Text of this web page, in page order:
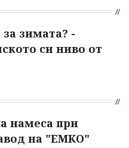
зимата? -
си ниво от
намеса при
на "ЕМКО"